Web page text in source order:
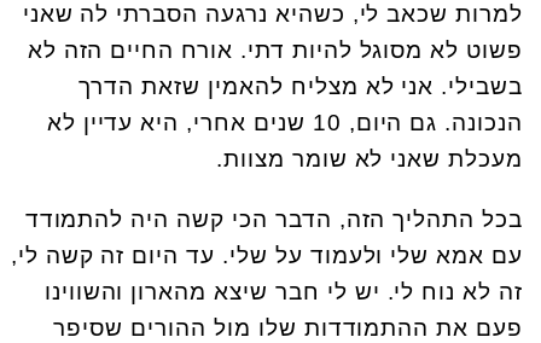
למרות שכאב לי, כשהיא נרגעה הסברתי לה שאני
פשוט לא מסוגל להיות דתי. אורח החיים הזה לא
בשבילי. אני לא מצליח להאמין שזאת הדרך
הנכונה. גם היום, 10 שנים אחרי, היא עדיין לא
מעכלת שאני לא שומר מצוות.
בכל התהליך הזה, הדבר הכי קשה היה להתמודד
עם אמא שלי ולעמוד על שלי. עד היום זה קשה לי,
זה לא נוח לי. יש לי חבר שיצא מהארון והשווינו
פעם את ההתמודדות שלו מול ההורים שסיפר